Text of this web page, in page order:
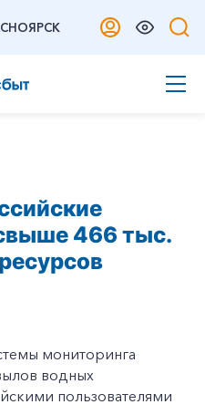
466 тыс.
мониторинга
водных
пользователями